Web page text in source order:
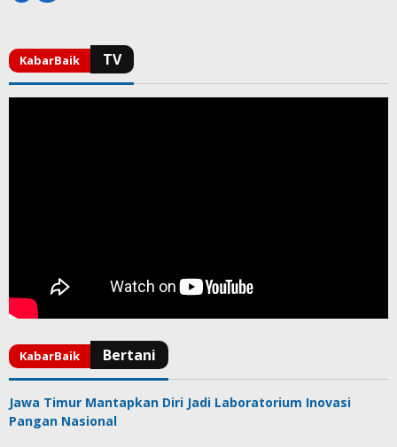
Jawa Timur Mantapkan Diri Jadi Laboratorium Inovasi
Pangan Nasional